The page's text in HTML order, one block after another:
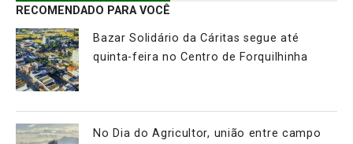
RECOMENDADO PARA VOCÊ
Bazar Solidário da Cáritas segue até
quinta-feira no Centro de Forquilhinha
No Dia do Agricultor, união entre campo